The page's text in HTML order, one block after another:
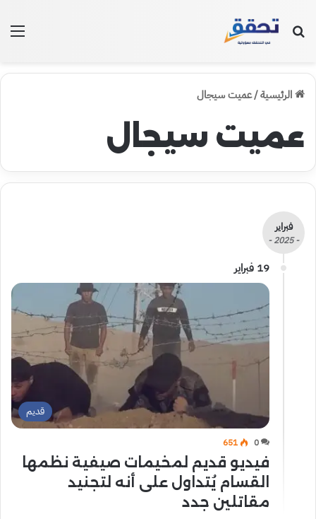
بحث عن
الرئيسية/عميت سيجال
عميت سيجال
فبراير
- 2025 -
19 فبراير
قديم
0
651
فيديو قديم لمخيمات صيفية نظمها
القسام يُتداول على أنه لتجنيد
مقاتلين جدد